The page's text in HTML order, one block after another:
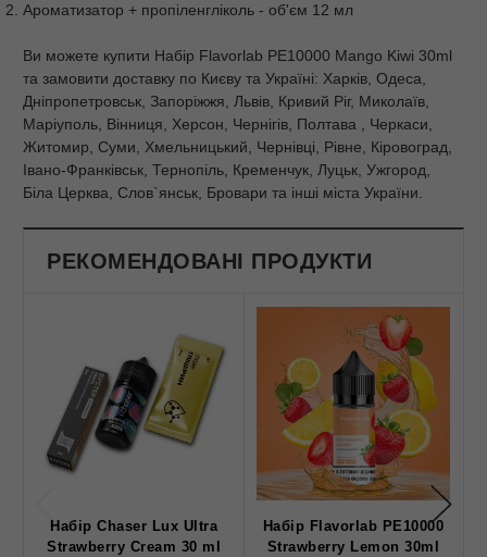
Ароматизатор + пропіленгліколь - об'єм 12 мл
Ви можете купити Набір Flavorlab PE10000 Mango Kiwi 30ml
та замовити доставку по Києву та Україні: Харків, Одеса,
Дніпропетровськ, Запоріжжя, Львів, Кривий Ріг, Миколаїв,
Маріуполь, Вінниця, Херсон, Чернігів, Полтава , Черкаси,
Житомир, Суми, Хмельницький, Чернівці, Рівне, Кіровоград,
Івано-Франківськ, Тернопіль, Кременчук, Луцьк, Ужгород,
Біла Церква, Слов`янськ, Бровари та інші міста України.
РЕКОМЕНДОВАНІ ПРОДУКТИ
Набiр Chaser Lux Ultra
Strawberry Cream 30 ml
Набiр Flavorlab PE10000
Strawberry Lemon 30ml